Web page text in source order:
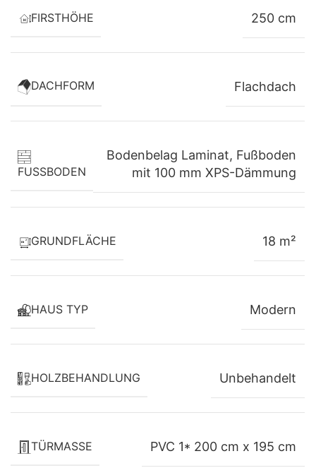
✔ Ausgezeichneter Schallschutz
✔ Fugenlose Dämmung ohne Wärmebrücken
✔ Langlebige Konstruktion
Die großzügigen anthrazitfarbenen PVC-Fenster
und die breite Terrassentür lassen viel Tageslicht
Raumgefühl.
✔ Heller Wohnraum
FIRSTHÖHE 250 cm
DACHFORM Flachdach
FUSSBODEN
Bodenbelag Laminat, Fußboden
mit 100 mm XPS-Dämmung
GRUNDFLÄCHE 18 m²
HAUS TYP Modern
HOLZBEHANDLUNG Unbehandelt
TÜRMASSE PVC 1* 200 cm x 195 cm